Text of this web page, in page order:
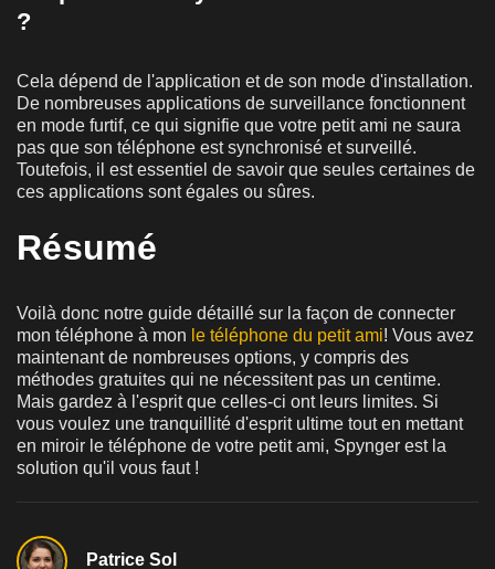
?
Cela dépend de l'application et de son mode d'installation.
De nombreuses applications de surveillance fonctionnent
en mode furtif, ce qui signifie que votre petit ami ne saura
pas que son téléphone est synchronisé et surveillé.
Toutefois, il est essentiel de savoir que seules certaines de
ces applications sont égales ou sûres.
Résumé
Voilà donc notre guide détaillé sur la façon de connecter
mon téléphone à mon le téléphone du petit ami! Vous avez
maintenant de nombreuses options, y compris des
méthodes gratuites qui ne nécessitent pas un centime.
Mais gardez à l'esprit que celles-ci ont leurs limites. Si
vous voulez une tranquillité d'esprit ultime tout en mettant
en miroir le téléphone de votre petit ami, Spynger est la
solution qu'il vous faut !
Patrice Sol